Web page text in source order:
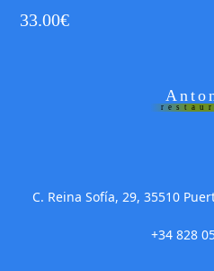
33.00€
C. Reina Sofía, 29, 35510
+34 828